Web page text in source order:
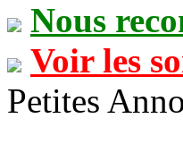
Nous
Voir les
Petites